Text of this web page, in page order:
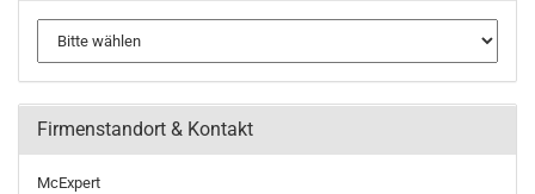
Firmenstandort & Kontakt
McExpert